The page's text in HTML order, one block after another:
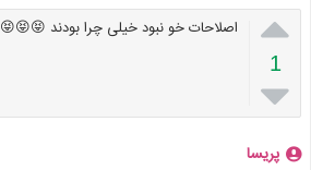

1

اصلاحات خو نبود خیلی چرا بودند 😝😝😝
پریسا